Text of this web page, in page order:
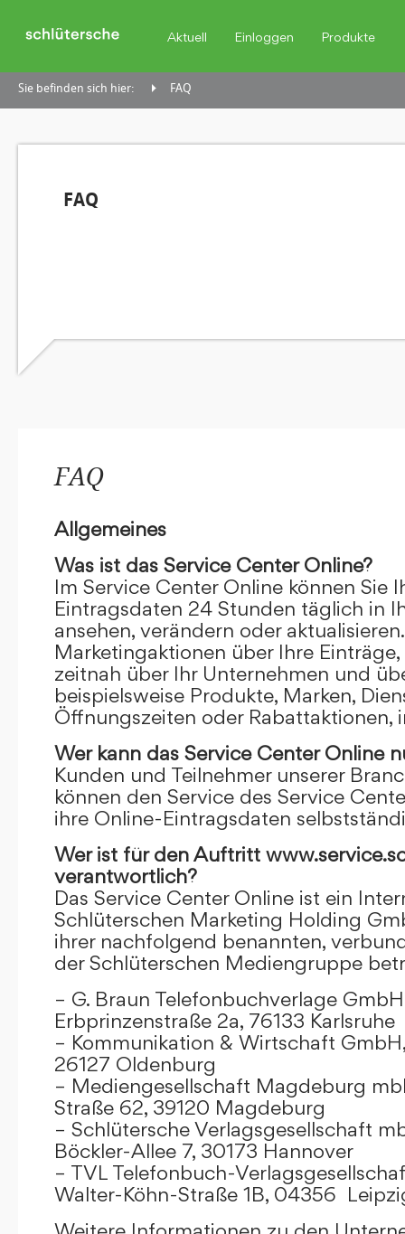
Aktuell Einloggen Produkte
Sie befinden sich hier: FAQ
FAQ
FAQ
Allgemeines
Was ist das Service Center Online?
Im Service Center Online können Sie
Eintragsdaten 24 Stunden täglich in
ansehen, verändern oder
Marketingaktionen über Ihre
zeitnah über Ihr Unternehmen und
beispielsweise Produkte, Marken,
Öffnungszeiten oder Rabattaktionen,
Wer kann das Service Center Online
Kunden und Teilnehmer unserer
können den Service des Service
ihre Online-Eintragsdaten
Wer ist für den Auftritt
verantwortlich?
Das Service Center Online ist ein
Schlüterschen Marketing Holding
ihrer nachfolgend benannten,
der Schlüterschen Mediengruppe
– G. Braun Telefonbuchverlage GmbH
Erbprinzenstraße 2a, 76133 Karlsruhe
– Kommunikation & Wirtschaft
26127 Oldenburg
– Mediengesellschaft Magdeburg
Straße 62, 39120 Magdeburg
– Schlütersche Verlagsgesellschaft
Böckler-Allee 7, 30173 Hannover
– TVL Telefonbuch-
Walter-Köhn-Straße 1B, 04356